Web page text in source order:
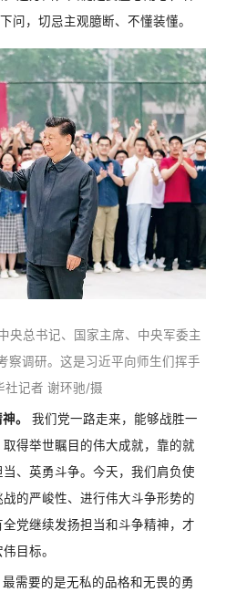
问，切忌主观臆断、不懂装懂。
央总书记、国家主席、中央军委主
察调研。这是习近平向师生们挥手
社记者 谢环驰/摄
。
我们党一路走来，能够战胜一
得举世瞩目的伟大成就，靠的就
、英勇斗争。今天，我们肩负使
的严峻性、进行伟大斗争形势的
党继续发扬担当和斗争精神，才
目标。
需要的是无私的品格和无畏的勇